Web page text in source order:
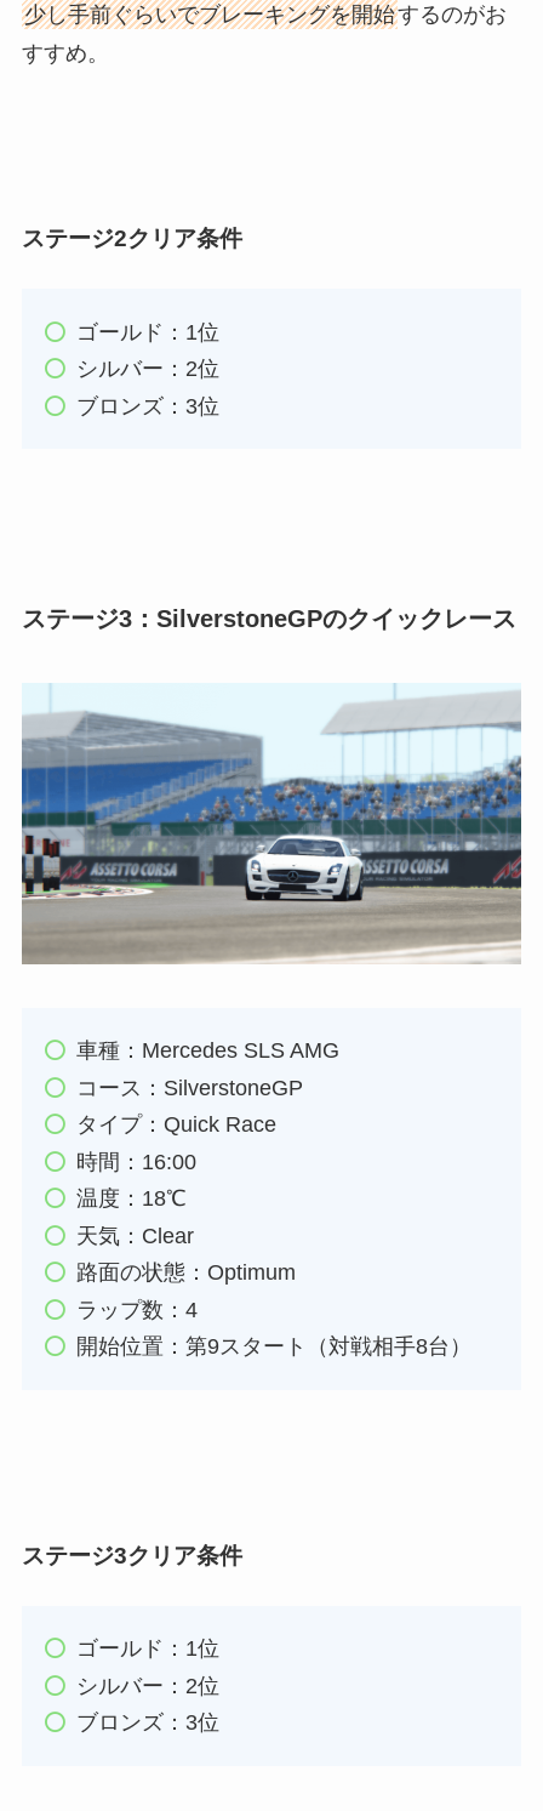
少し手前ぐらいでブレーキングを開始するのがお
すすめ。
ステージ2クリア条件
ゴールド：1位
シルバー：2位
ブロンズ：3位
ステージ3：SilverstoneGPのクイックレース
車種：Mercedes SLS AMG
コース：SilverstoneGP
タイプ：Quick Race
時間：16:00
温度：18℃
天気：Clear
路面の状態：Optimum
ラップ数：4
開始位置：第9スタート（対戦相手8台）
ステージ3クリア条件
ゴールド：1位
シルバー：2位
ブロンズ：3位